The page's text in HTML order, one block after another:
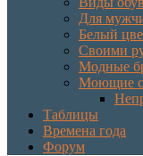
Для
Белый
Своими
Модные
Моющие
Таблицы
Времена года
Форум